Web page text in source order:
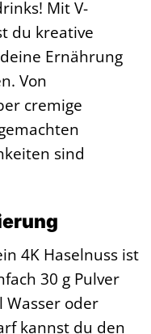
Mit V-
du kreative
Ernährung
Von
cremige
sind
4K Haselnuss ist
30 g Pulver
Wasser oder
kannst du den